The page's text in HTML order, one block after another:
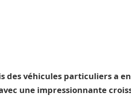
des véhicules particuliers a
une impressionnante